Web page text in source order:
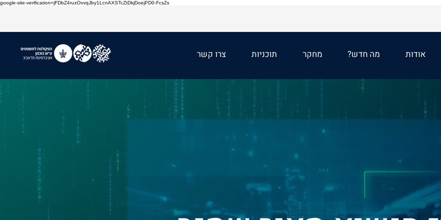
google-site-verification=jFDbZ4ruzOvvqJby1LcnAXSTcZtDkjDoejPD0-FcsZs
אודות מה חדש? מחקר תוכניות צרו קשר